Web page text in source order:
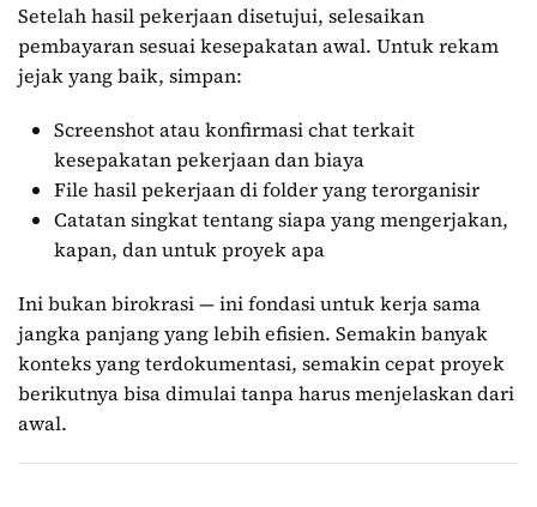
Setelah hasil pekerjaan disetujui, selesaikan
pembayaran sesuai kesepakatan awal. Untuk rekam
jejak yang baik, simpan:
Screenshot atau konfirmasi chat terkait
kesepakatan pekerjaan dan biaya
File hasil pekerjaan di folder yang terorganisir
Catatan singkat tentang siapa yang mengerjakan,
kapan, dan untuk proyek apa
Ini bukan birokrasi — ini fondasi untuk kerja sama
jangka panjang yang lebih efisien. Semakin banyak
konteks yang terdokumentasi, semakin cepat proyek
berikutnya bisa dimulai tanpa harus menjelaskan dari
awal.